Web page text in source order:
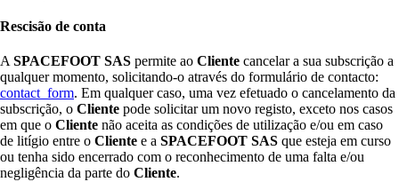
Rescisão de conta
A SPACEFOOT SAS permite ao Cliente cancelar a sua subscrição a
qualquer momento, solicitando-o através do formulário de contacto:
contact_form. Em qualquer caso, uma vez efetuado o cancelamento da
subscrição, o Cliente pode solicitar um novo registo, exceto nos casos
em que o Cliente não aceita as condições de utilização e/ou em caso
de litígio entre o Cliente e a SPACEFOOT SAS que esteja em curso
ou tenha sido encerrado com o reconhecimento de uma falta e/ou
negligência da parte do Cliente.